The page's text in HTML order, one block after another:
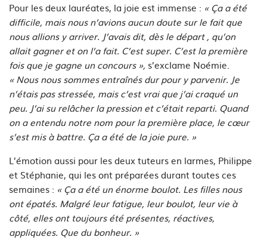
Pour les deux lauréates, la joie est immense : « Ça a été
difficile, mais nous n’avions aucun doute sur le fait que
nous allions y arriver. J’avais dit, dès le départ , qu’on
allait gagner et on l’a fait. C’est super. C’est la première
fois que je gagne un concours », s’exclame Noémie.
« Nous nous sommes entraînés dur pour y parvenir. Je
n’étais pas stressée, mais c’est vrai que j’ai craqué un
peu. J’ai su relâcher la pression et c’était reparti. Quand
on a entendu notre nom pour la première place, le cœur
s’est mis à battre. Ça a été de la joie pure. »
L’émotion aussi pour les deux tuteurs en larmes, Philippe
et Stéphanie, qui les ont préparées durant toutes ces
semaines : « Ça a été un énorme boulot. Les filles nous
ont épatés. Malgré leur fatigue, leur boulot, leur vie à
côté, elles ont toujours été présentes, réactives,
appliquées. Que du bonheur. »